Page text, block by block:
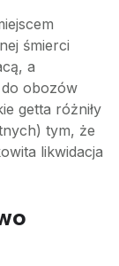
śmierci
a
obozów
getta różniły
tym, że
likwidacja